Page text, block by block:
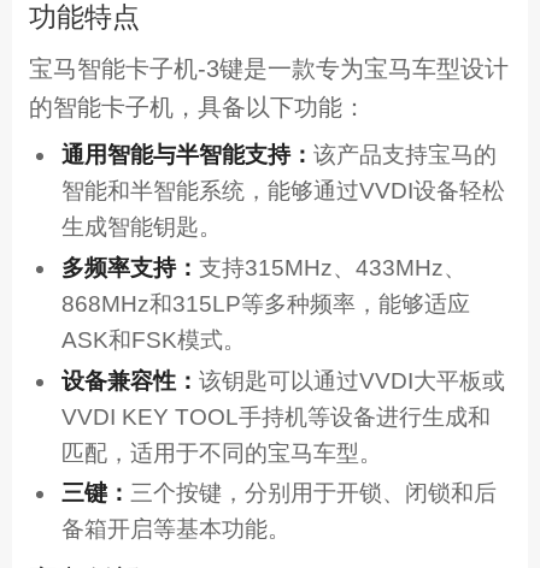
功能特点
宝马智能卡子机-3键是一款专为宝马车型设计
的智能卡子机，具备以下功能：
通用智能与半智能支持：该产品支持宝马的
智能和半智能系统，能够通过VVDI设备轻松
生成智能钥匙。
多频率支持：支持315MHz、433MHz、
868MHz和315LP等多种频率，能够适应
ASK和FSK模式。
设备兼容性：该钥匙可以通过VVDI大平板或
VVDI KEY TOOL手持机等设备进行生成和
匹配，适用于不同的宝马车型。
三键： 三个按键，分别用于开锁、闭锁和后
备箱开启等基本功能。